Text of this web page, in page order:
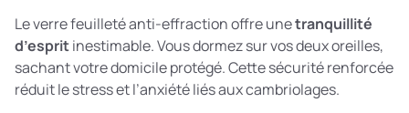
Le verre feuilleté anti-effraction offre unetranquillité
d’espritinestimable. Vous dormez sur vos deux oreilles,
sachant votre domicile protégé. Cette sécurité renforcée
réduit le stress et l’anxiété liés aux cambriolages.